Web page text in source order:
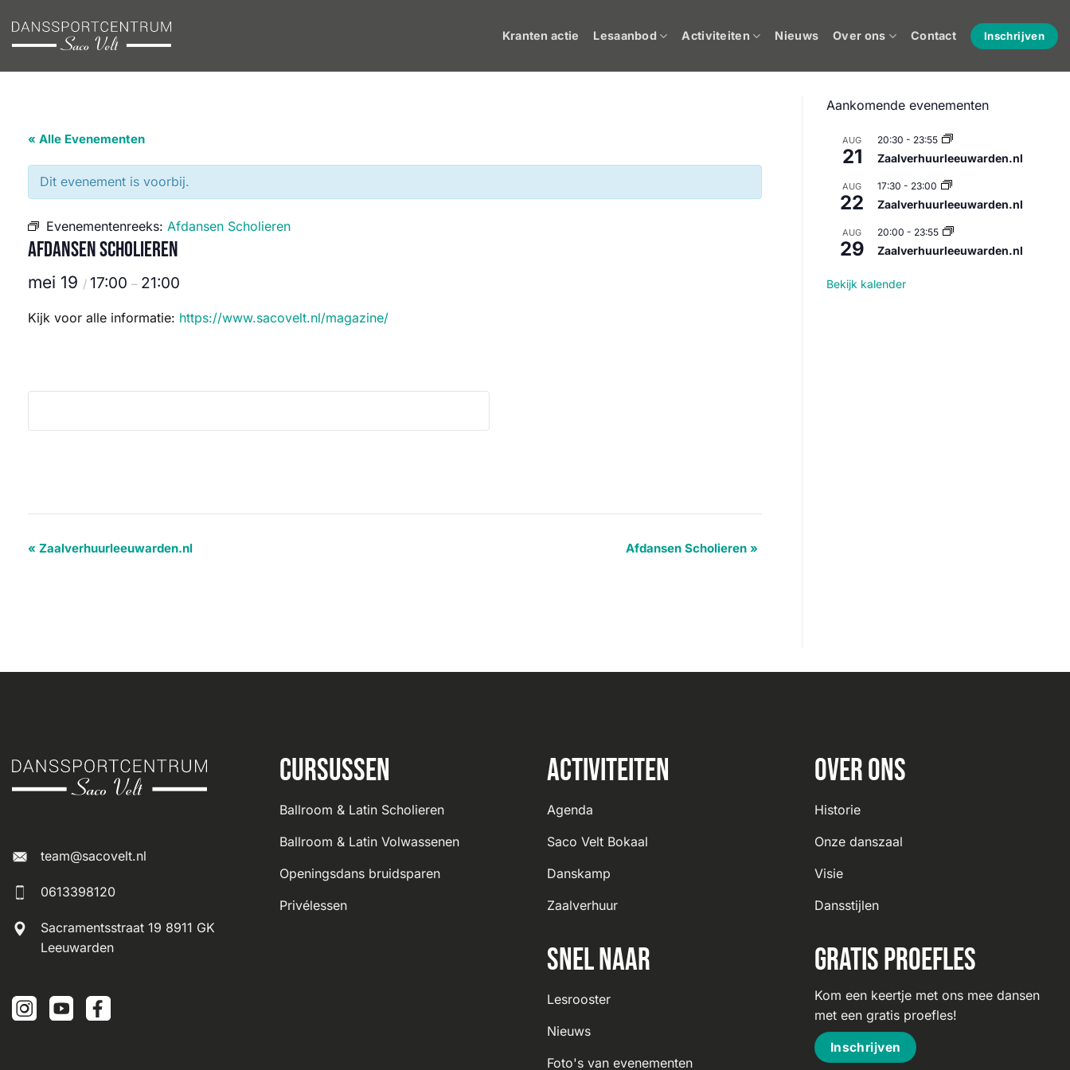
naar
inhoud
Kranten actie Lesaanbod Activiteiten Nieuws Over ons Contact Inschrijven
« Alle Evenementen
Dit evenement is voorbij.
Evenementenreeks: Afdansen Scholieren
Afdansen Scholieren
mei 19 / 17:00 – 21:00
Kijk voor alle informatie: https://www.sacovelt.nl/magazine/
Evenement
« Zaalverhuurleeuwarden.nl Afdansen Scholieren »
Aankomende evenementen
AUG
21
20:30 - 23:55
Zaalverhuurleeuwarden.nl
AUG
22
17:30 - 23:00
Zaalverhuurleeuwarden.nl
AUG
29
20:00 - 23:55
Zaalverhuurleeuwarden.nl
Bekijk kalender
team@sacovelt.nl
0613398120
Sacramentsstraat 19 8911 GK
Leeuwarden
Cursussen
Ballroom & Latin Scholieren
Ballroom & Latin Volwassenen
Openingsdans bruidsparen
Privélessen
Activiteiten
Agenda
Saco Velt Bokaal
Danskamp
Zaalverhuur
Snel naar
Lesrooster
Nieuws
Foto's van evenementen
Over ons
Historie
Onze danszaal
Visie
Dansstijlen
Gratis proefles
Kom een keertje met ons mee dansen
met een gratis proefles!
Inschrijven